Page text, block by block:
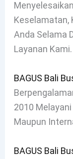
Keselamatan,
Anda Selama
Layanan Kami.
BAGUS Bali
2010
Maupun
BAGUS Bali